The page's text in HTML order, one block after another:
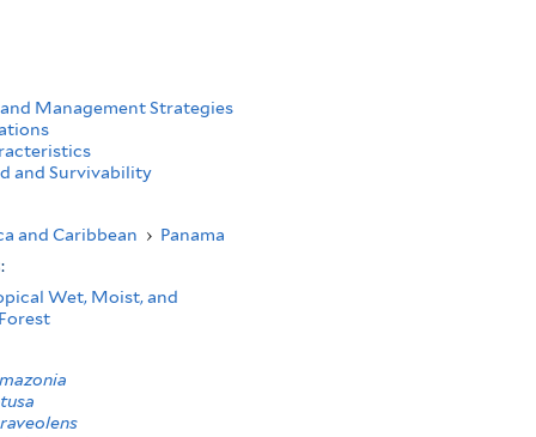
Management Strategies
and Survivability
and Caribbean › Panama
Wet, Moist, and